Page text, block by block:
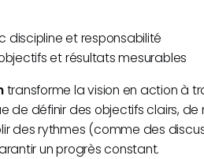
discipline et responsabilité
et résultats mesurables
transforme la vision en action à
de définir des objectifs clairs, de
des rythmes (comme des
un progrès constant.